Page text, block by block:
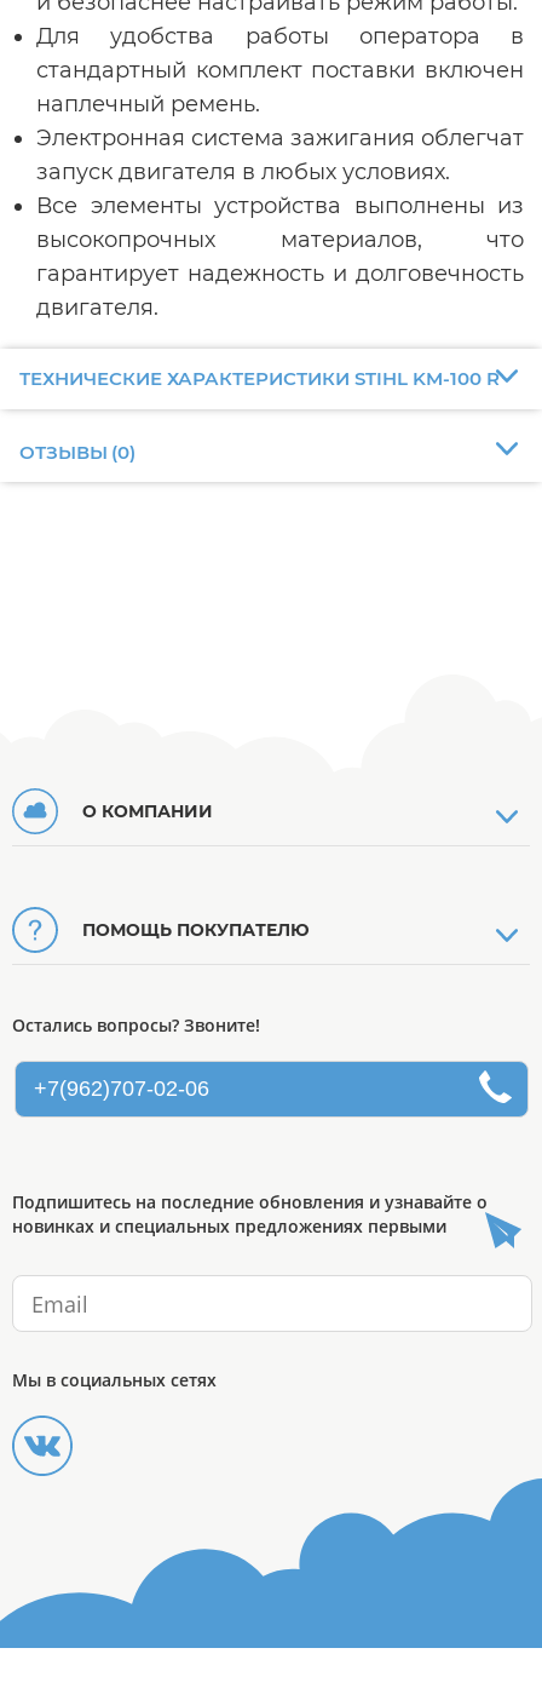
Для удобства работы оператора в
стандартный комплект поставки включен
наплечный ремень.
Электронная система зажигания облегчат
запуск двигателя в любых условиях.
Все элементы устройства выполнены из
высокопрочных материалов, что
гарантирует надежность и долговечность
двигателя.
ТЕХНИЧЕСКИЕ ХАРАКТЕРИСТИКИ STIHL KM-100 R
ОТЗЫВЫ (0)
О КОМПАНИИ
ПОМОЩЬ ПОКУПАТЕЛЮ
Остались вопросы? Звоните!
+7(962)707-02-06
Подпишитесь на последние обновления и узнавайте о
новинках и специальных предложениях первыми
Мы в социальных сетях